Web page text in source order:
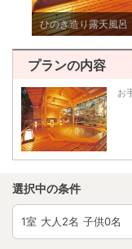
ひのき造り露天風呂
プランの内容
お
選択中の条件
1室 大人 2名 子供0名